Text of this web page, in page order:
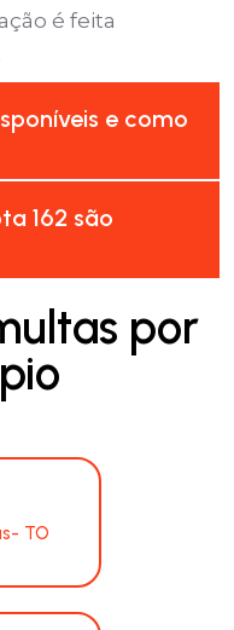
é feita
e como
162 são
por
TO